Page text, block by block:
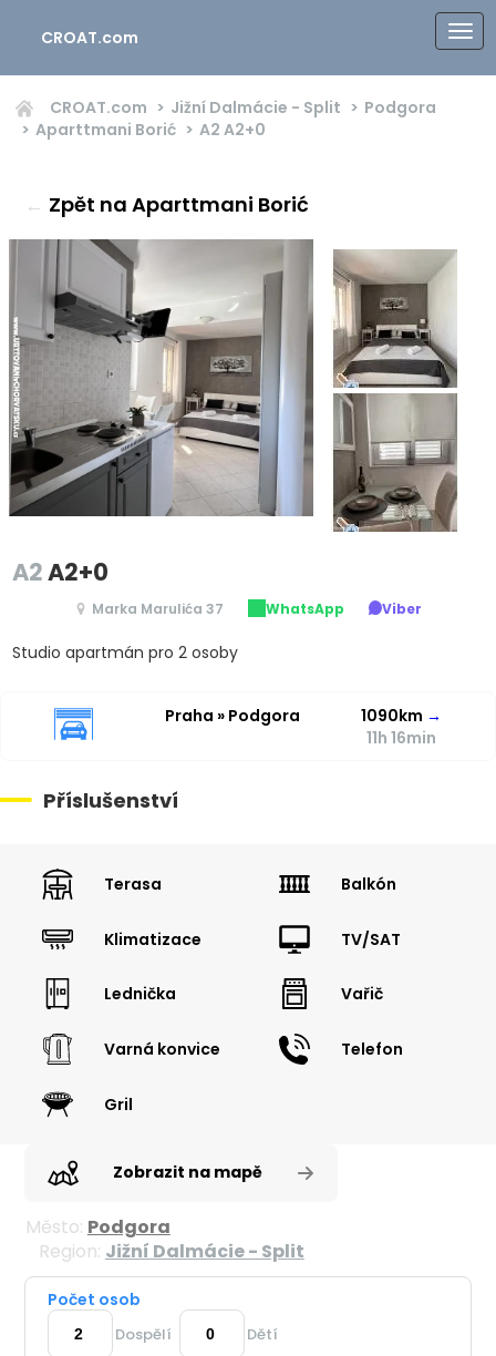
CROAT.com
CROAT.com Jižní Dalmácie - Split
Podgora
Aparttmani Borić
A2 A2+0
← Zpět na Aparttmani Borić
A2A2+0
Marka Marulića 37 WhatsApp Viber
Studio apartmán pro 2 osoby
Praha » Podgora 1090km →
11h 16min
Příslušenství
Terasa Balkón
Klimatizace TV/SAT
Lednička Vařič
Varná konvice Telefon
Gril
Zobrazit na mapě
Město: Podgora
Region: Jižní Dalmácie - Split
Počet osob
Dospělí Dětí